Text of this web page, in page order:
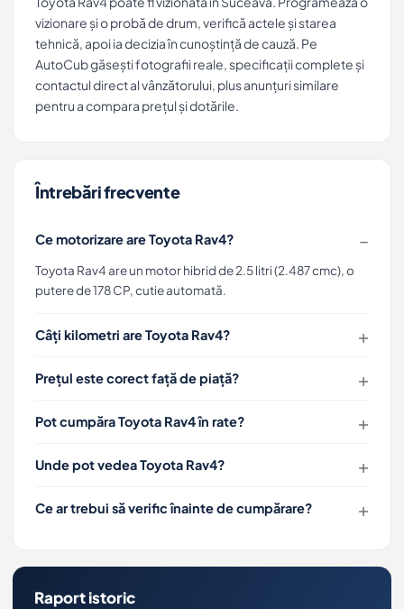
vizionare și o probă de drum, verifică actele și starea
tehnică, apoi ia decizia în cunoștință de cauză. Pe
AutoCub găsești fotografii reale, specificații complete și
contactul direct al vânzătorului, plus anunțuri similare
pentru a compara prețul și dotările.
Întrebări frecvente
Ce motorizare are Toyota Rav4?
Toyota Rav4 are un motor hibrid de 2.5 litri (2.487 cmc), o
putere de 178 CP, cutie automată.
Câți kilometri are Toyota Rav4?
Prețul este corect față de piață?
Pot cumpăra Toyota Rav4 în rate?
Unde pot vedea Toyota Rav4?
Ce ar trebui să verific înainte de cumpărare?
Raport istoric